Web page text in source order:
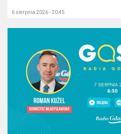
6 sierpnia 2026 - 20:45